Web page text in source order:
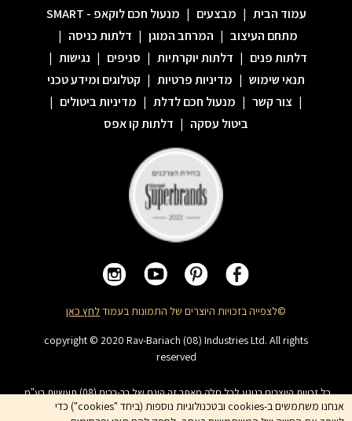
עמוד הבית | מבצעים | מנעול חכם לוקאפ - SMART
מתחם העיצוב | המרחב המוגן | דלתות כניסה |
דלתות פנים | דלתות יוקרתיות | סניפים | נגישות |
תנאי שימוש | מדיניות פרטיות | קטלוגים ומידע טכני
| צור קשר | מנעול חכם לדלת | מדיניות ביטולים |
ביטול עסקה | דלתות קו אפס
©לצפייה בזכויות היוצרים של התמונות בעמודלחץ כאן
copyright © 2020 Rav-Bariach (08) Industries Ltd. All rights
reserved
כל זכויות היוצרים בנוגע לכל חלק מאתר זה הינם של רב-בריח (08) תעשיות בע"מ.
האתר מיועד לצפייה בלבד. העתקה, הפצה, שיכפול, פרסום, הצגה, שידור, שינוי, ביצוע
אנחנו משתמשים ב-cookies ובטכנולוגיות נוספות (ביחד "cookies") כדי